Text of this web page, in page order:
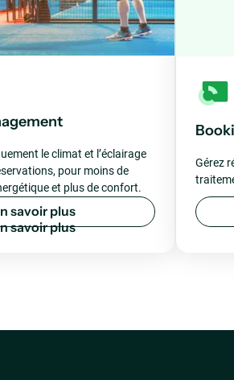
le climat et l’éclairage
pour moins de
et plus de confort.
nsavoirplus
Gérez